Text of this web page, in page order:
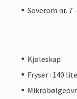
Soverom nr. 7
Kjøleskap
Fryser : 140